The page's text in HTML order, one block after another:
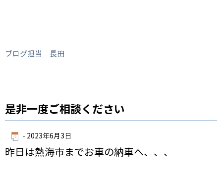
ブログ担当 長田
是非一度ご相談ください
- 2023年6月3日
昨日は熱海市までお車の納車へ、、、